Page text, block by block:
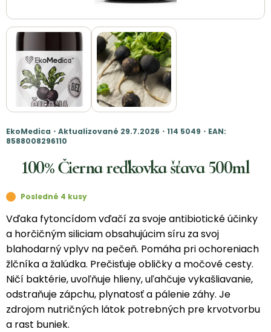
EkoMedica・Aktualizované 29.7.2026・114 5049・EAN:
8588008296110
100% Čierna reďkovka šťava 500ml
Posledné 4 kusy
Vďaka fytoncídom vďačí za svoje antibiotické účinky
a horčičným siliciam obsahujúcim síru za svoj
blahodarný vplyv na pečeň. Pomáha pri ochoreniach
žlčníka a žalúdka. Prečisťuje obličky a močové cesty.
Ničí baktérie, uvoľňuje hlieny, uľahčuje vykašliavanie,
odstraňuje zápchu, plynatosť a pálenie záhy. Je
zdrojom nutričných látok potrebných pre krvotvorbu
a rast buniek.